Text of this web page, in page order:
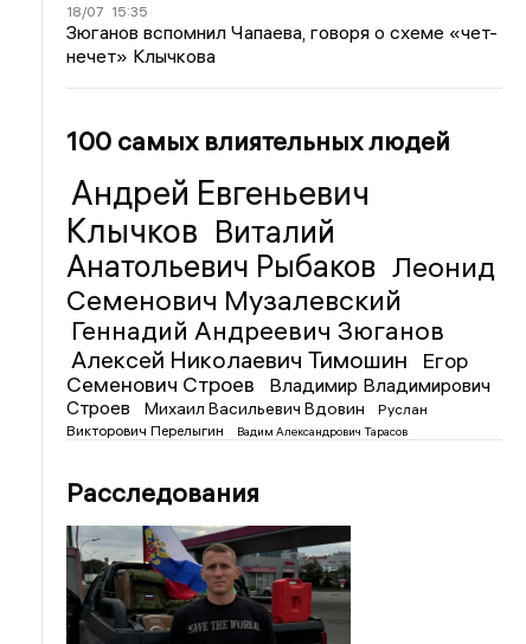
18/07 15:35
Зюганов вспомнил Чапаева, говоря о схеме «чет-
нечет» Клычкова
100 самых влиятельных людей
Андрей Евгеньевич
Клычков Виталий
Анатольевич Рыбаков Леонид
Семенович Музалевский
Геннадий Андреевич Зюганов
Алексей Николаевич Тимошин
Егор
Семенович Строев
Владимир Владимирович
Строев
Михаил Васильевич Вдовин
Руслан
Викторович Перелыгин
Вадим Александрович Тарасов
Расследования